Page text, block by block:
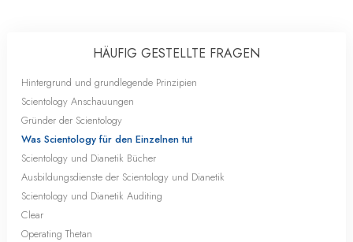
HÄUFIG GESTELLTE FRAGEN
Hintergrund und grundlegende Prinzipien
Scientology Anschauungen
Gründer der Scientology
Was Scientology für den Einzelnen tut
Scientology und Dianetik Bücher
Ausbildungsdienste der Scientology und Dianetik
Scientology und Dianetik Auditing
Clear
Operating Thetan